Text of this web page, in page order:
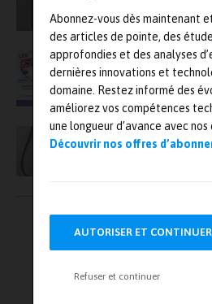
Abonnez-vous dès maintenant
des articles de pointe, des
approfondies et des analyses
dernières innovations et
domaine. Restez informé des
améliorez vos compétences
une longueur d’avance avec nos
Découvrir nos offres
AUTORISER ET CONTINUER
Refuser et continuer
Appel à
des Journées de la
La Cofrend crée
sur les END
Pagination
publications
← 1 2